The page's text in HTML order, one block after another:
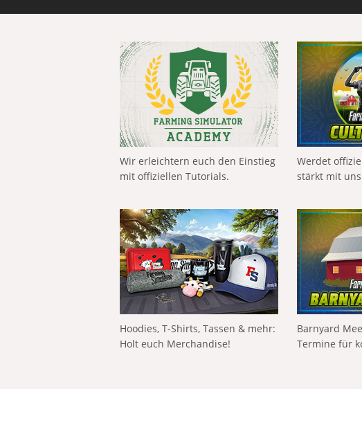
Wir erleichtern euch den Einstieg
mit offiziellen Tutorials.
Werdet
stärkt mit
Hoodies, T-Shirts, Tassen & mehr:
Holt euch Merchandise!
Barnyard
Termine für